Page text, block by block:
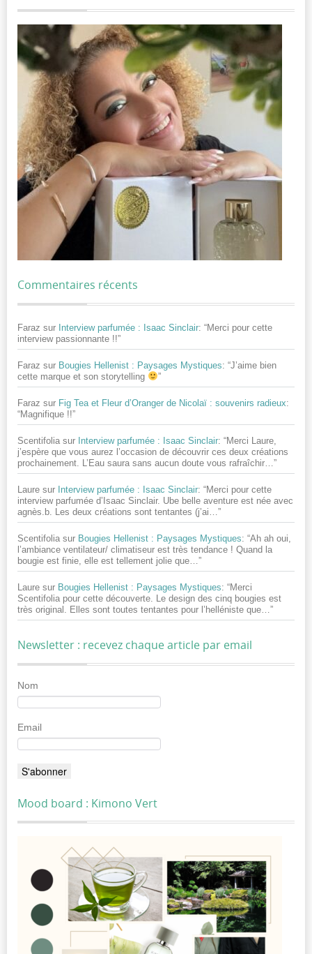
Commentaires récents
Faraz sur Interview parfumée : Isaac Sinclair: “Merci pour cette
interview passionnante !!”
Faraz sur Bougies Hellenist : Paysages Mystiques: “J’aime bien
cette marque et son storytelling
”
Faraz sur Fig Tea et Fleur d’Oranger de Nicolaï : souvenirs radieux:
“Magnifique !!”
Scentifolia sur Interview parfumée : Isaac Sinclair: “Merci Laure,
j’espère que vous aurez l’occasion de découvrir ces deux créations
prochainement. L’Eau saura sans aucun doute vous rafraîchir… ”
Laure sur Interview parfumée : Isaac Sinclair: “Merci pour cette
interview parfumée d’Isaac Sinclair. Ube belle aventure est née avec
agnès.b. Les deux créations sont tentantes (j’ai…”
Scentifolia sur Bougies Hellenist : Paysages Mystiques: “Ah ah oui,
l’ambiance ventilateur/ climatiseur est très tendance ! Quand la
bougie est finie, elle est tellement jolie que…”
Laure sur Bougies Hellenist : Paysages Mystiques: “Merci
Scentifolia pour cette découverte. Le design des cinq bougies est
très original. Elles sont toutes tentantes pour l’helléniste que…”
Newsletter : recevez chaque article par email
Nom
Email
Mood board : Kimono Vert